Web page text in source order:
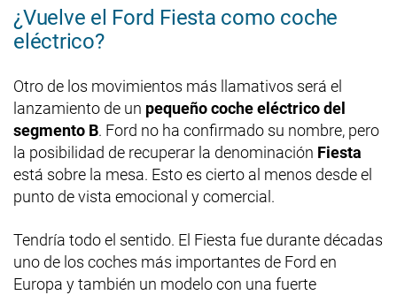
¿Vuelve el Ford Fiesta como coche
eléctrico?
Otro de los movimientos más llamativos será el
lanzamiento de un pequeño coche eléctrico del
segmento B. Ford no ha confirmado su nombre, pero
la posibilidad de recuperar la denominación Fiesta
está sobre la mesa. Esto es cierto al menos desde el
punto de vista emocional y comercial.
Tendría todo el sentido. El Fiesta fue durante décadas
uno de los coches más importantes de Ford en
Europa y también un modelo con una fuerte